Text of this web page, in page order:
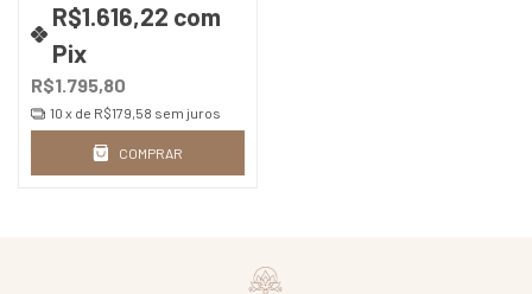
R$1.795,80
R$1.616,22 com
Pix
10 x de R$179,58 sem juros
COMPRAR